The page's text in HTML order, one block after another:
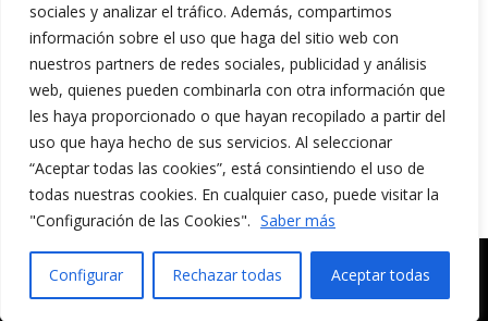
sociales y analizar el tráfico. Además, compartimos
información sobre el uso que haga del sitio web con
nuestros partners de redes sociales, publicidad y análisis
web, quienes pueden combinarla con otra información que
les haya proporcionado o que hayan recopilado a partir del
uso que haya hecho de sus servicios. Al seleccionar
“Aceptar todas las cookies”, está consintiendo el uso de
todas nuestras cookies. En cualquier caso, puede visitar la
"Configuración de las Cookies". Saber más
Configurar Rechazar todas Aceptar todas
Aviso Legal y Política de Privacidad
Política de Cookies
MERAKI CULTURA AUDIOVISUAL. Todos los
Español